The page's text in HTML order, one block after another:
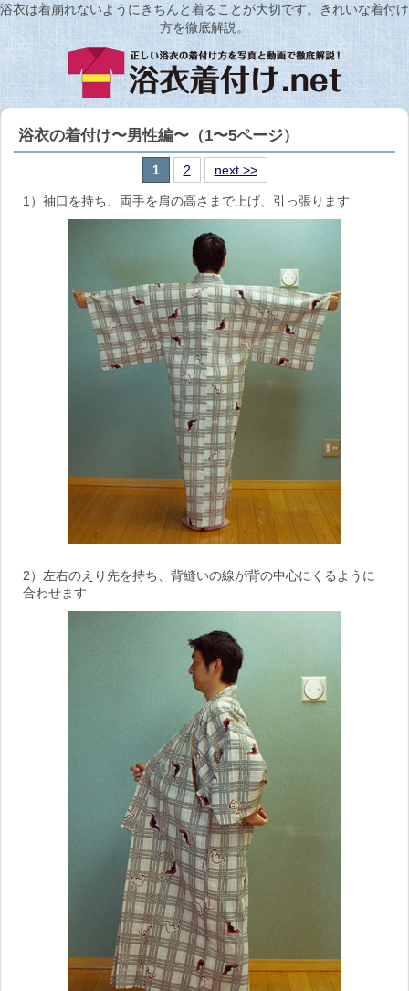
浴衣は着崩れないようにきちんと着ることが大切です。きれいな着付け
方を徹底解説。
浴衣の着付け〜男性編〜（1〜5ページ）
1 2 next >>
1）袖口を持ち、両手を肩の高さまで上げ、引っ張ります
2）左右のえり先を持ち、背縫いの線が背の中心にくるように
合わせます